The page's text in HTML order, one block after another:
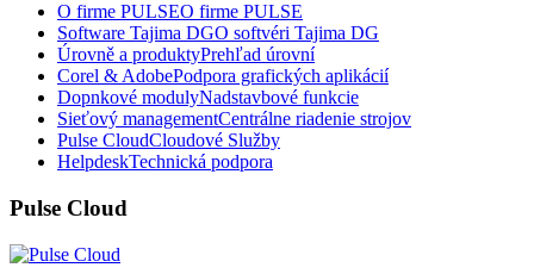
O firme PULSEO firme PULSE
Software Tajima DGO softvéri Tajima DG
Úrovně a produktyPrehľad úrovní
Corel & AdobePodpora grafických aplikácií
Dopnkové modulyNadstavbové funkcie
Sieťový managementCentrálne riadenie strojov
Pulse CloudCloudové Služby
HelpdeskTechnická podpora
Pulse Cloud